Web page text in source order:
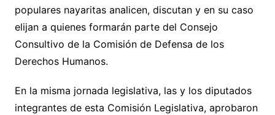
populares nayaritas analicen, discutan y en su caso
elijan a quienes formarán parte del Consejo
Consultivo de la Comisión de Defensa de los
Derechos Humanos.
En la misma jornada legislativa, las y los diputados
integrantes de esta Comisión Legislativa, aprobaron